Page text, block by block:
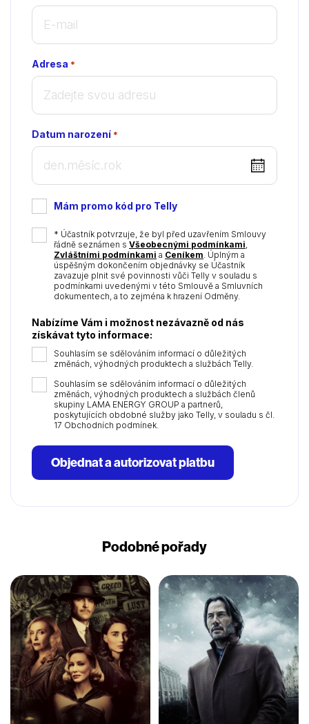
Adresa *
Datum narození *
DD
dot
MM
dot
YYYY
Mám promo kód pro Telly
* Účastník potvrzuje, že byl před uzavřením Smlouvy
řádně seznámen s Všeobecnými podmínkami,
Zvláštními podmínkami a Ceníkem. Úplným a
úspěšným dokončením objednávky se Účastník
zavazuje plnit své povinnosti vůči Telly v souladu s
podmínkami uvedenými v této Smlouvě a Smluvních
dokumentech, a to zejména k hrazení Odměny.
Nabízíme Vám i možnost nezávazně od nás
získávat tyto informace:
Souhlasím se sdělováním informací o důležitých
změnách, výhodných produktech a službách Telly.
Souhlasím se sdělováním informací o důležitých
změnách, výhodných produktech a službách členů
skupiny LAMA ENERGY GROUP a partnerů,
poskytujících obdobné služby jako Telly, v souladu s čl.
17 Obchodních podmínek.
Objednat a autorizovat platbu
Podobné pořady